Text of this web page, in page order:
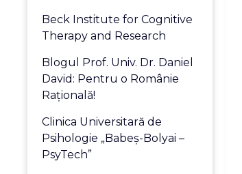
Beck Institute for Cognitive
Therapy and Research
Blogul Prof. Univ. Dr. Daniel
David: Pentru o Românie
Raţională!
Clinica Universitară de
Psihologie „Babeş-Bolyai –
PsyTech”